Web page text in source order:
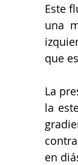
Este
una
que
La
la
en